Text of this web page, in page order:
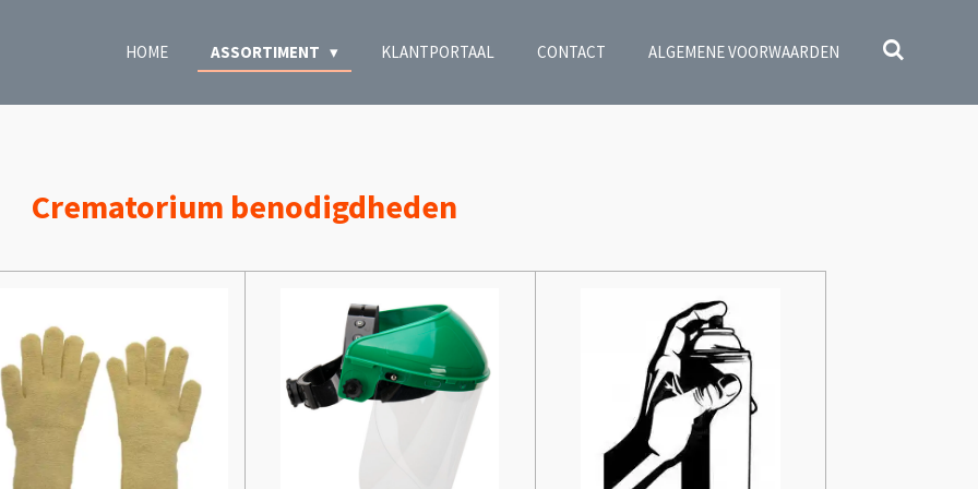
HOME ASSORTIMENT KLANTPORTAAL CONTACT ALGEMENE VOORWAARDEN
Crematorium benodigdheden